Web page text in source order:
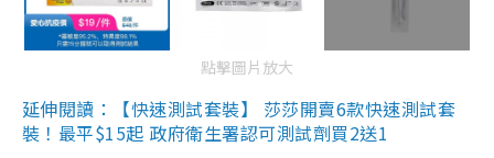
點擊圖片放大
延伸閱讀：【快速測試套裝】 莎莎開賣6款快速測試套
裝！最平$15起 政府衛生署認可測試劑買2送1